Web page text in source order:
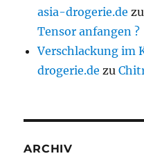
asia-drogerie.de
Tensor anfangen ?
Verschlackung im
drogerie.de zu
ARCHIV